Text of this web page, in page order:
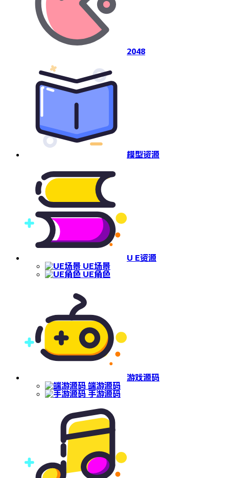
2048
模型资源
U E资源
UE场景
UE角色
游戏源码
端游源码
手游源码